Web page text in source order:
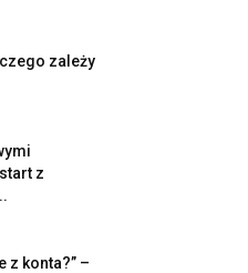
zależy
z
z konta?” –